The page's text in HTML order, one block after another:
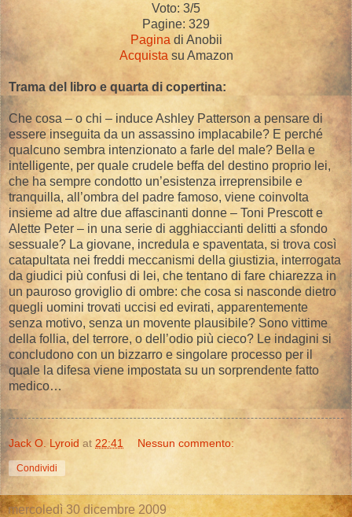
Voto: 3/5
Pagine: 329
Pagina di Anobii
Acquista su Amazon
Trama del libro e quarta di copertina:
Che cosa – o chi – induce Ashley Patterson a pensare di
essere inseguita da un assassino implacabile? E perché
qualcuno sembra intenzionato a farle del male? Bella e
intelligente, per quale crudele beffa del destino proprio lei,
che ha sempre condotto un’esistenza irreprensibile e
tranquilla, all’ombra del padre famoso, viene coinvolta
insieme ad altre due affascinanti donne – Toni Prescott e
Alette Peter – in una serie di agghiaccianti delitti a sfondo
sessuale? La giovane, incredula e spaventata, si trova così
catapultata nei freddi meccanismi della giustizia, interrogata
da giudici più confusi di lei, che tentano di fare chiarezza in
un pauroso groviglio di ombre: che cosa si nasconde dietro
quegli uomini trovati uccisi ed evirati, apparentemente
senza motivo, senza un movente plausibile? Sono vittime
della follia, del terrore, o dell’odio più cieco? Le indagini si
concludono con un bizzarro e singolare processo per il
quale la difesa viene impostata su un sorprendente fatto
medico…
Jack O. Lyroid at 22:41 Nessun commento:
Condividi
mercoledì 30 dicembre 2009